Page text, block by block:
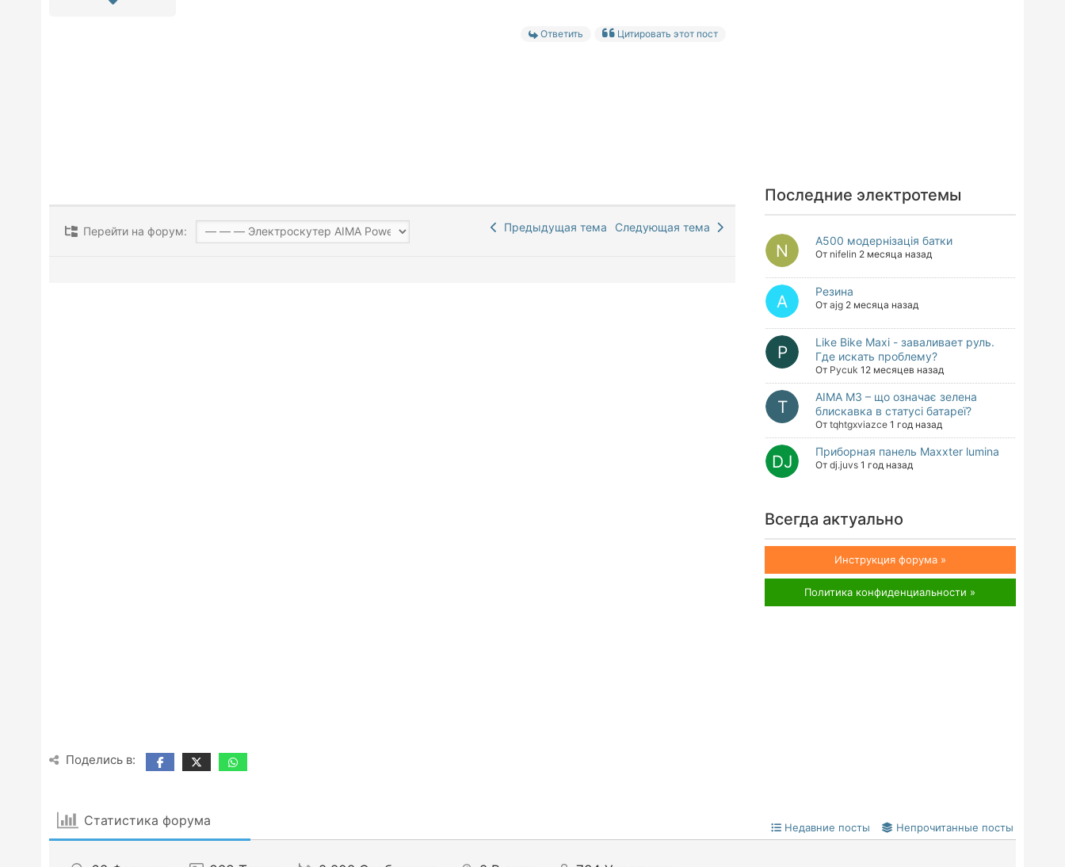
Ответить Цитировать этот пост
Перейти на форум: Предыдущая тема Следующая тема
Последние электротемы
A500 модернізація батки
От nifelin 2 месяца назад
Резина
От ajg 2 месяца назад
Like Bike Maxi - заваливает руль.
Где искать проблему?
От Pycuk 12 месяцев назад
AIMA M3 – що означає зелена
блискавка в статусі батареї?
От tqhtgxviazce 1 год назад
Приборная панель Maxxter lumina
От dj.juvs 1 год назад
Всегда актуально
Инструкция форума »
Политика конфиденциальности »
Поделись в:
Статистика форума Недавние посты Непрочитанные посты